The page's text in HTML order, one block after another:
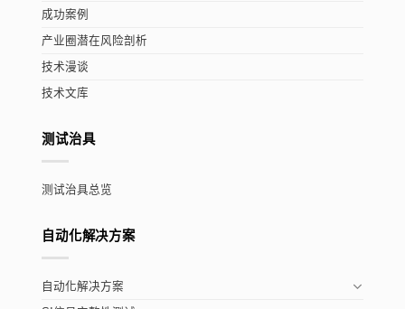
成功案例
产业圈潜在风险剖析
技术漫谈
技术文库
测试治具
测试治具总览
自动化解决方案
自动化解决方案